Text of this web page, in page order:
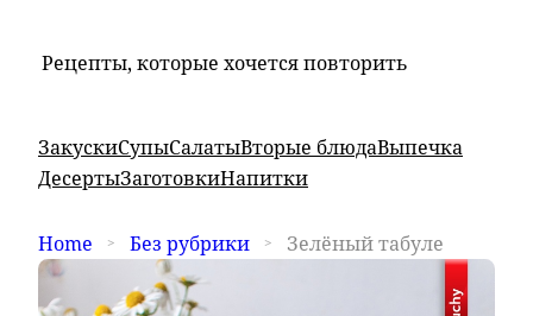
Рецепты, которые хочется повторить
ЗакускиСупыСалатыВторые блюдаВыпечка
ДесертыЗаготовкиНапитки
Home Без рубрики Зелёный табуле